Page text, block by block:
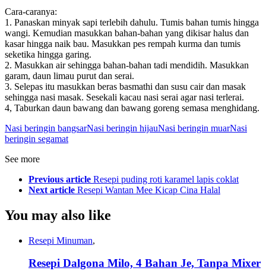
Cara-caranya:
1. Panaskan minyak sapi terlebih dahulu. Tumis bahan tumis hingga
wangi. Kemudian masukkan bahan-bahan yang dikisar halus dan
kasar hingga naik bau. Masukkan pes rempah kurma dan tumis
seketika hingga garing.
2. Masukkan air sehingga bahan-bahan tadi mendidih. Masukkan
garam, daun limau purut dan serai.
3. Selepas itu masukkan beras basmathi dan susu cair dan masak
sehingga nasi masak. Sesekali kacau nasi serai agar nasi terlerai.
4, Taburkan daun bawang dan bawang goreng semasa menghidang.
Nasi beringin bangsarNasi beringin hijauNasi beringin muarNasi
beringin segamat
See more
Previous article Resepi puding roti karamel lapis coklat
Next article Resepi Wantan Mee Kicap Cina Halal
You may also like
Resepi Minuman,
Resepi Dalgona Milo, 4 Bahan Je, Tanpa Mixer